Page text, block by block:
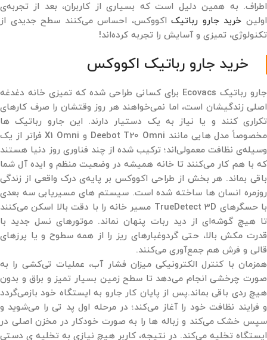
اطراف. به همین دلیل است که بسیاری از کاربران، بعد از تجربه‌ی
اولین خرید جارو رباتیکاکووکس، احساس می‌کنند سطح جدیدی از
تکنولوژی، تمیزی و آسایش را تجربه کرده‌اند!
خرید جارو رباتیک اکووکس
جارو رباتیک Ecovacs برای کسانی طراحی شده که تمیزی خانه دغدغه
اصلی زندگیشان است، اما نمی‌خواهند هر روز وقتشان را صرف کارهای
تکراری کنند و یا نیاز به یک دستیار دارند. این جارو رباتیک ها
مخصوصاً مدل ‌هایی مانند Deebot T20 Omni و X1 Omni فراتر از یک
وسیله‌ی نظافت معمولی‌اند؛ ترکیب شده از چند فناوری روز دنیا هستند
که با هم کار می‌کنند تا خانه همیشه در وضعیت منظم و ایده آل شما
باقی بماند. هر بخش از طراحی اکووکس بر پایه‌ی درک واقعی از زندگی
روزمره انسان ها ساخته شده است. سیستم ‌های مسیریابی سه ‌بعدی
با حسگرهای TrueDetect 3D مسیر خانه را با دقت بالا اسکن می‌کنند
تا هیچ گوشه‌ای از دید ربات پنهان نماند. موتورهای نسل جدید با
قدرت مکش بالا، حتی گردوغبارهای ریز را از همه سطوح و یا پرزهای
قالی و فرش هم جمع‌آوری می‌کنند.
همزمان با کنترل الکترونیکی میزان فشار آب، عملیات تی‌کشی را به‌
صورت چرخشی انجام می‌دهد تا سطح زمین بسیار تمیز و براق و بدون
هیچ ردی باقی بماند.پس از پایان کار جارو به ایستگاه خود بازمی‌گردد
و فرایند نظافت خود را آغاز می‌کند؛ در مرحله اول پد تی را می‌شوید و
سپس خشک می‌کند و زباله ‌ها را به ‌صورت خودکار در مخزن اصلی در
ایستگاه تخلیه می‌کند. در نتیجه، کاربر هیچ نیازی به تخلیه ‌ی دستی